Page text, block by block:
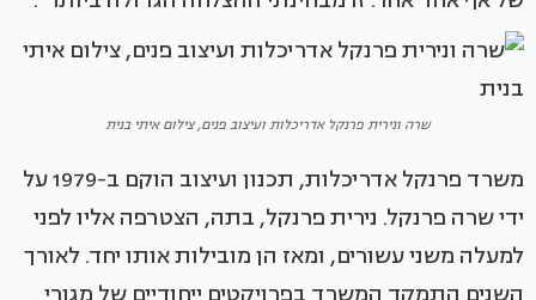
שרה ונירית פרנקל אדריכלות ועיצוב פנים, צילום איתי בנית
משרד פרנקל אדריכלות, תכנון ועיצוב הוקם ב-1979 על
ידי שרה פרנקל. נירית פרנקל, בתה, הצטרפה אליו לפני
למעלה משני עשורים, ומאז הן מובילות אותו יחד. לאורך